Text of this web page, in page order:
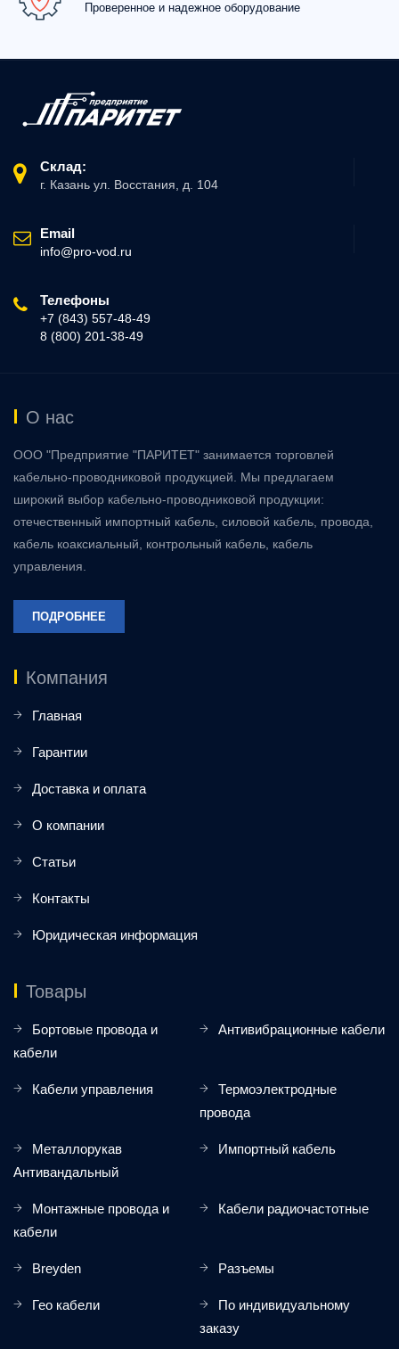
Проверенное и надежное оборудование
Склад:
г. Казань ул. Восстания, д. 104
Email
info@pro-vod.ru
Телефоны
+7 (843) 557-48-49
8 (800) 201-38-49
О нас
ООО "Предприятие "ПАРИТЕТ" занимается торговлей
кабельно-проводниковой продукцией. Мы предлагаем
широкий выбор кабельно-проводниковой продукции:
отечественный импортный кабель, силовой кабель, провода,
кабель коаксиальный, контрольный кабель, кабель
управления.
ПОДРОБНЕЕ
Компания
Главная
Гарантии
Доставка и оплата
О компании
Статьи
Контакты
Юридическая информация
Товары
Бортовые провода и
кабели
Антивибрационные кабели
Кабели управления
Термоэлектродные
провода
Металлорукав
Антивандальный
Импортный кабель
Монтажные провода и
кабели
Кабели радиочастотные
Breyden Разъемы
Гео кабели
По индивидуальному
заказу